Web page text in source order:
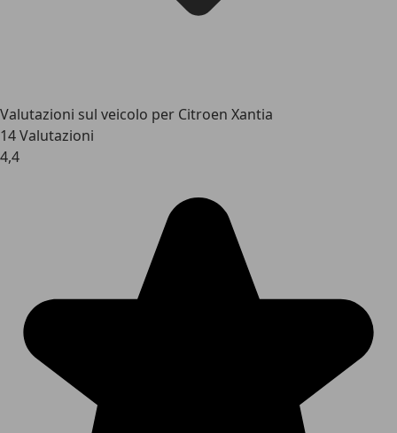
Valutazioni sul veicolo per Citroen Xantia
14 Valutazioni
4,4